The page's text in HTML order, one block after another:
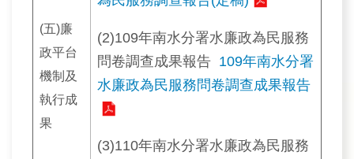
(五)廉
政平台
機制及
執行成
果
(2)109年南水分署水廉政為民服務
問卷調查成果報告 109年南水分署
水廉政為民服務問卷調查成果報告
(3)110年南水分署水廉政為民服務